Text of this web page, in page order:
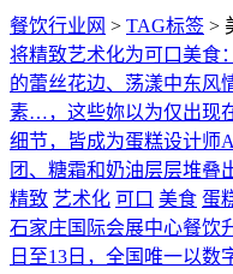
餐饮行业网 > TAG标签 >
将精致艺术化为可口美食
的蕾丝花边、荡漾中东风
素…，这些妳以为仅出现
细节，皆成为蛋糕设计师
团、糖霜和奶油层层堆叠
精致 艺术化 可口 美食 蛋
石家庄国际会展中心餐饮
日至13日，全国唯一以